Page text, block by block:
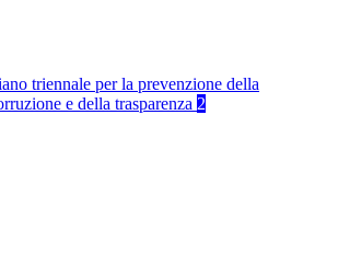
triennale per la prevenzione della
e della trasparenza 2